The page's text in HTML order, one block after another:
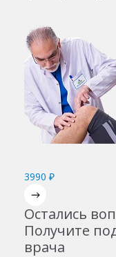
3990 ₽
Остались
Получите
врача